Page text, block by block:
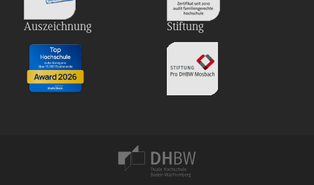
Auszeichnung Stiftung